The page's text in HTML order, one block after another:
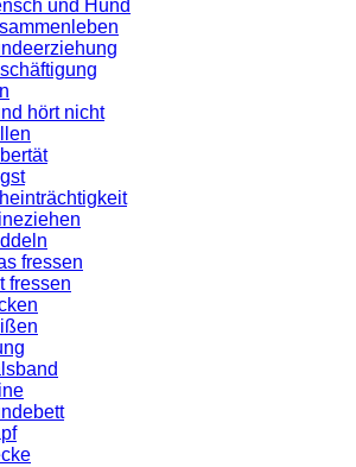
und Hund
hört nicht
fressen
fressen